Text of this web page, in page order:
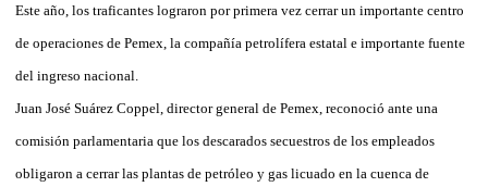
Este año, los traficantes lograron por primera vez cerrar un importante centro
de operaciones de Pemex, la compañía petrolífera estatal e importante fuente
del ingreso nacional.
Juan José Suárez Coppel, director general de Pemex, reconoció ante una
comisión parlamentaria que los descarados secuestros de los empleados
obligaron a cerrar las plantas de petróleo y gas licuado en la cuenca de